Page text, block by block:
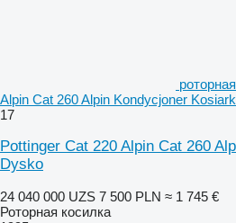
Alpin Cat 260 Alpin Kondycjoner
17
Pottinger Cat 220 Alpin Cat 260
Dysko
24 040 000 UZS 7 500 PLN ≈ 1 745 €
Роторная косилка